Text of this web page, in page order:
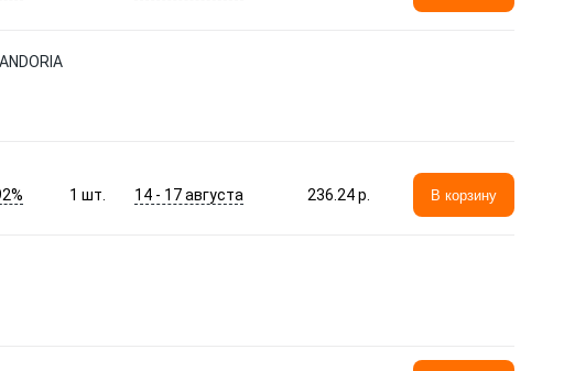
1 шт. 14 - 17 августа 236.24 p. В корзину